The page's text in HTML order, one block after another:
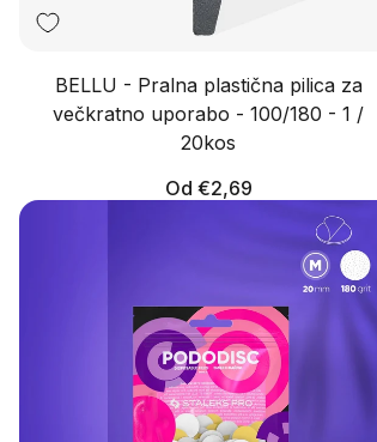
BELLU - Pralna plastična pilica za
večkratno uporabo - 100/180 - 1 /
20kos
Redna
Od €2,69